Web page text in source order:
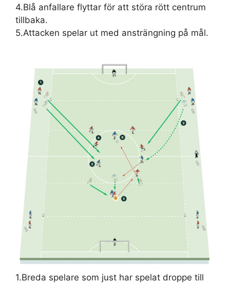
4.Blå anfallare flyttar för att störa rött centrum
tillbaka.
5.Attacken spelar ut med ansträngning på mål.
1.Breda spelare som just har spelat droppe till